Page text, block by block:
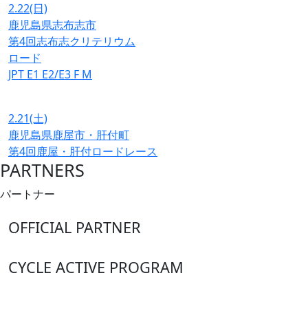
2.22(日)
鹿児島県志布志市
第4回志布志クリテリウム
ロード
JPT E1 E2/E3 F M
2.21(土)
鹿児島県鹿屋市・肝付町
第4回鹿屋・肝付ロードレース
PARTNERS
パートナー
OFFICIAL PARTNER
CYCLE ACTIVE PROGRAM